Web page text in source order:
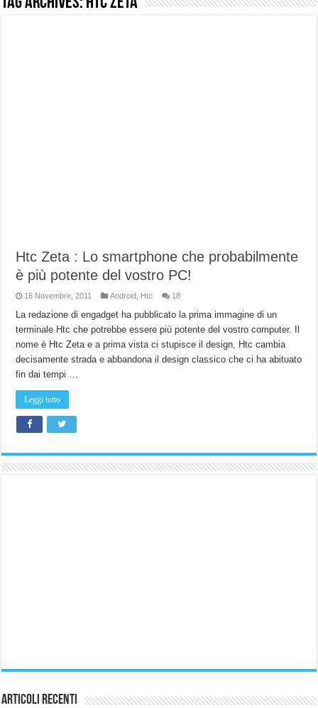
Htc Zeta : Lo smartphone che probabilmente
è più potente del vostro PC!
16 Novembre, 2011 Android Htc 18
La redazione di engadget ha pubblicato la prima immagine di un
terminale Htc che potrebbe essere più potente del vostro computer. Il
nome è Htc Zeta e a prima vista ci stupisce il design, Htc cambia
decisamente strada e abbandona il design classico che ci ha abituato
fin dai tempi …
Leggi tutto
Articoli Recenti